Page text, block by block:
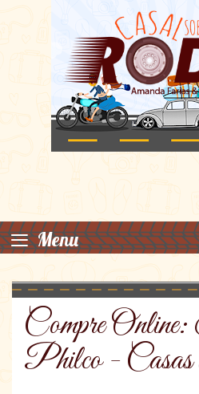
≡ Menu
Compre
Philco -